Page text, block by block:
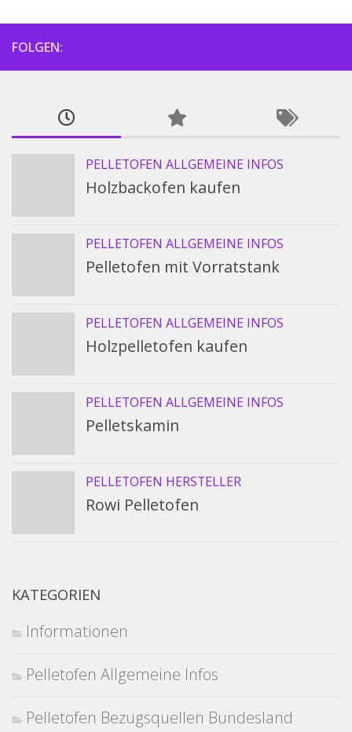
FOLGEN:
PELLETOFEN ALLGEMEINE INFOS
Holzbackofen kaufen
PELLETOFEN ALLGEMEINE INFOS
Pelletofen mit Vorratstank
PELLETOFEN ALLGEMEINE INFOS
Holzpelletofen kaufen
PELLETOFEN ALLGEMEINE INFOS
Pelletskamin
PELLETOFEN HERSTELLER
Rowi Pelletofen
KATEGORIEN
Informationen
Pelletofen Allgemeine Infos
Pelletofen Bezugsquellen Bundesland